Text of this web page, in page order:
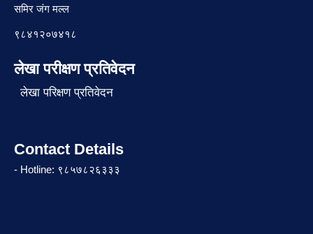
समिर जंग मल्ल
९८४१२०७४१८
लेखा परीक्षण प्रतिवेदन
लेखा परिक्षण प्रतिवेदन
Contact Details
- Hotline: ९८५७८२६३३३